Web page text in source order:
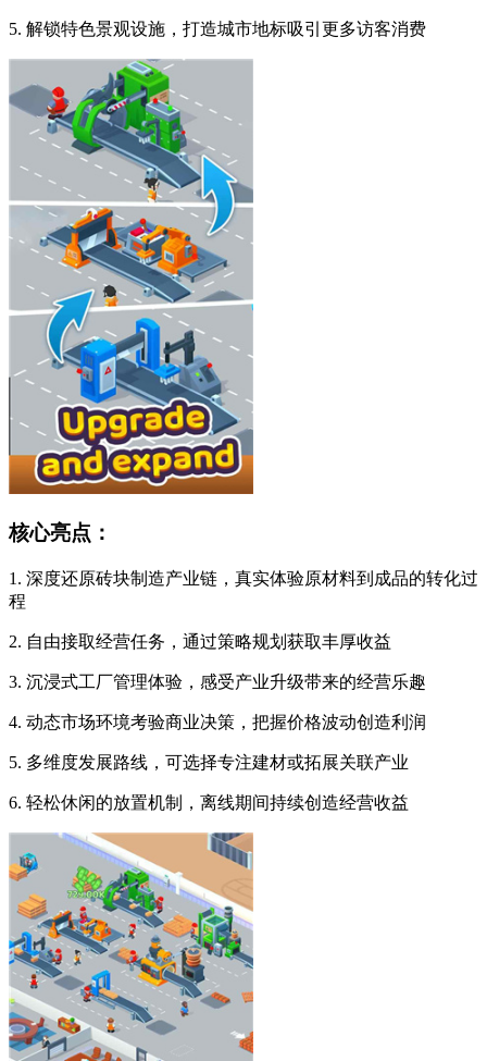
5. 解锁特色景观设施，打造城市地标吸引更多访客消费
核心亮点：
1. 深度还原砖块制造产业链，真实体验原材料到成品的转化过
程
2. 自由接取经营任务，通过策略规划获取丰厚收益
3. 沉浸式工厂管理体验，感受产业升级带来的经营乐趣
4. 动态市场环境考验商业决策，把握价格波动创造利润
5. 多维度发展路线，可选择专注建材或拓展关联产业
6. 轻松休闲的放置机制，离线期间持续创造经营收益